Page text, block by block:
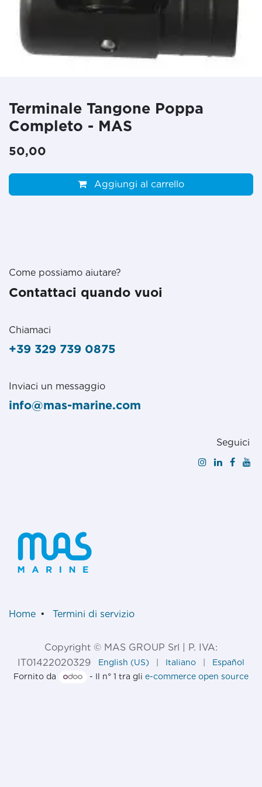
Terminale Tangone Poppa
Completo - MAS
50,00
Aggiungi al carrello
Come possiamo aiutare?
Contattaci quando vuoi
Chiamaci
+39 329 739 0875
Inviaci un messaggio
info@mas-marine.com
Seguici
Home • Termini di servizio
Copyright © MAS GROUP Srl | P. IVA:
IT01422020329
English (US) Italiano
Español
Fornito da
- Il n° 1 tra gli e-commerce open source